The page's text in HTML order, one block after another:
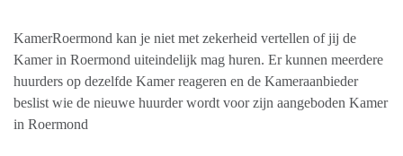
KamerRoermond kan je niet met zekerheid vertellen of jij de
Kamer in Roermond uiteindelijk mag huren. Er kunnen meerdere
huurders op dezelfde Kamer reageren en de Kameraanbieder
beslist wie de nieuwe huurder wordt voor zijn aangeboden Kamer
in Roermond